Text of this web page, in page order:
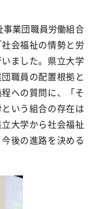
業団職員労働組合
会福祉の情勢と労
ました。県立大学
職員の配置根拠と
への質問に、「そ
いう組合の存在は
大学から社会福祉
後の進路を決める